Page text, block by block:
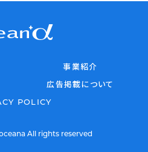
事業紹介
広告掲載について
POLICY
All rights reserved